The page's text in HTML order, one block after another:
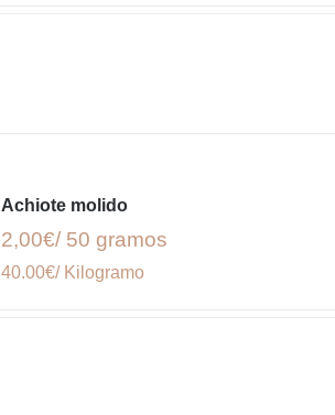
Achiote molido
2,00€/ 50 gramos
40.00€/ Kilogramo